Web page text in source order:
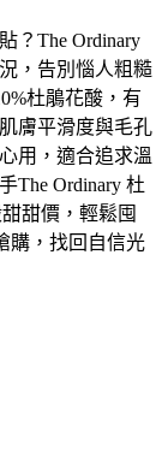
？The Ordinary
，告別惱人粗糙
杜鵑花酸，有
膚平滑度與毛孔
用，適合追求溫
The Ordinary 杜
甜價，輕鬆囤
購，找回自信光